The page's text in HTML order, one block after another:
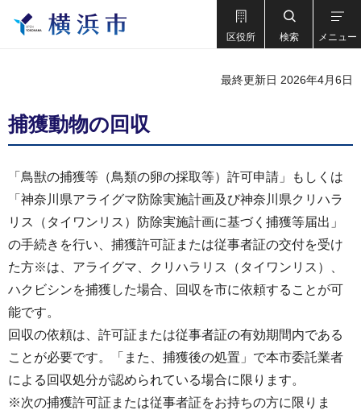
区役所 検索 メニュー
最終更新日 2026年4月6日
捕獲動物の回収
「鳥獣の捕獲等（鳥類の卵の採取等）許可申請」もしくは
「神奈川県アライグマ防除実施計画及び神奈川県クリハラ
リス（タイワンリス）防除実施計画に基づく捕獲等届出」
の手続きを行い、捕獲許可証または従事者証の交付を受け
た方※は、アライグマ、クリハラリス（タイワンリス）、
ハクビシンを捕獲した場合、回収を市に依頼することが可
能です。
回収の依頼は、許可証または従事者証の有効期間内である
ことが必要です。「また、捕獲後の処置」で本市委託業者
による回収処分が認められている場合に限ります。
※次の捕獲許可証または従事者証をお持ちの方に限りま